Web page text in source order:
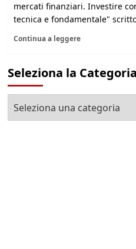
mercati finanziari. Investire
tecnica e fondamentale"
Continua a leggere
Seleziona la Categoria
la